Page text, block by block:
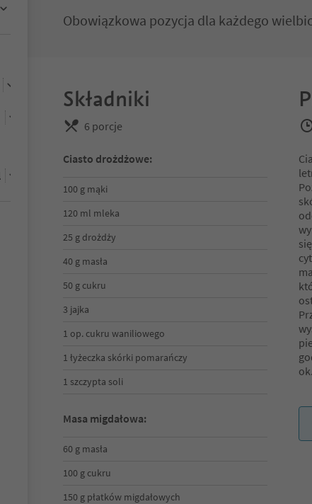
Obowiązkowa pozycja dla każdego
Składniki
6 porcje
Ciasto drożdżowe:
100 g mąki
120 ml mleka
25 g drożdży
40 g masła
50 g cukru
3 jajka
1 op. cukru waniliowego
1 łyżeczka skórki pomarańczy
1 szczypta soli
Masa migdałowa:
60 g masła
100 g cukru
150 g płatków migdałowych